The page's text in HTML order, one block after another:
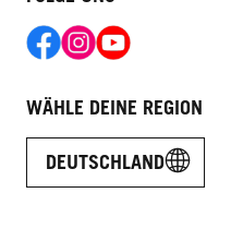
WÄHLE DEINE REGION
DEUTSCHLAND